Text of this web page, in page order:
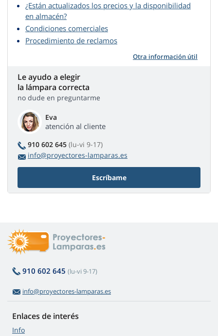
¿Están actualizados los precios y la disponibilidad
en almacén?
Condiciones comerciales
Procedimiento de reclamos
Otra información útil
Le ayudo a elegir
la lámpara correcta
no dude en preguntarme
Eva
atención al cliente
910 602 645 (lu-vi 9-17)
info@proyectores-lamparas.es
Escríbame
910 602 645 (lu-vi 9-17)
info@proyectores-lamparas.es
Enlaces de interés
Info